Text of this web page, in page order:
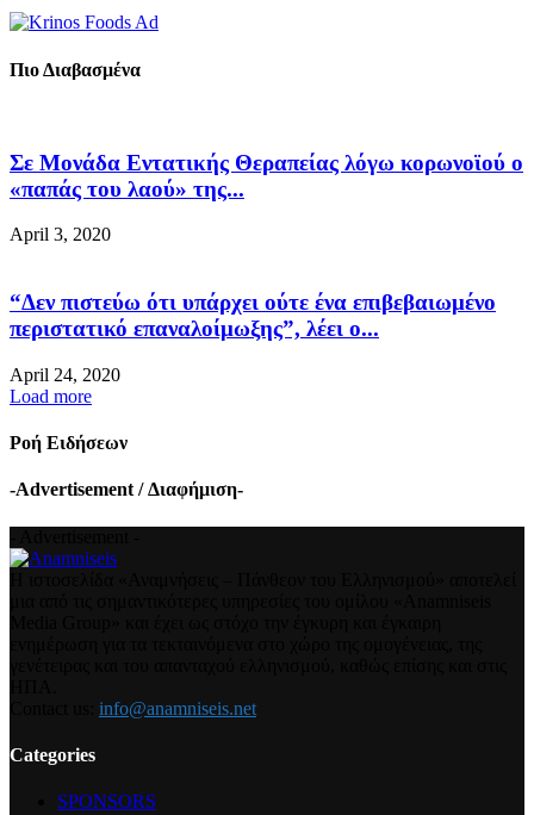
Πιο Διαβασμένα
Σε Μονάδα Εντατικής Θεραπείας λόγω κορωνοϊού ο
«παπάς του λαού» της...
April 3, 2020
“Δεν πιστεύω ότι υπάρχει ούτε ένα επιβεβαιωμένο
περιστατικό επαναλοίμωξης”, λέει ο...
April 24, 2020
Load more
Ροή Ειδήσεων
-Advertisement / Διαφήμιση-
info@anamniseis.net
Categories
SPONSORS